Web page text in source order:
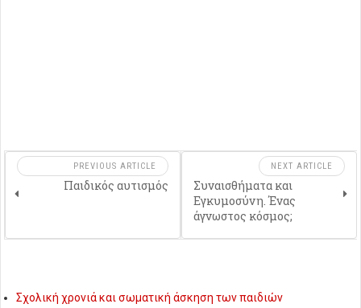
PREVIOUS ARTICLE
Παιδικός αυτισμός
NEXT ARTICLE
Συναισθήματα και
Εγκυμοσύνη. Ένας
άγνωστος κόσμος;
Σχολική χρονιά και σωματική άσκηση των παιδιών